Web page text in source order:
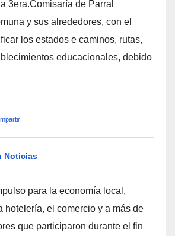
3era.Comisaría de Parral
y sus alrededores, con el
los estados e caminos, rutas,
educacionales, debido
Noticias
para la economía local,
hotelería, el comercio y a más de
que participaron durante el fin